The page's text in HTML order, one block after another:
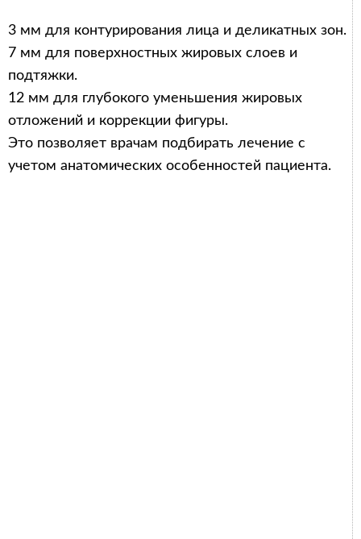
3 мм для контурирования лица и деликатных зон.
7 мм для поверхностных жировых слоев и
подтяжки.
12 мм для глубокого уменьшения жировых
отложений и коррекции фигуры.
Это позволяет врачам подбирать лечение с
учетом анатомических особенностей пациента.